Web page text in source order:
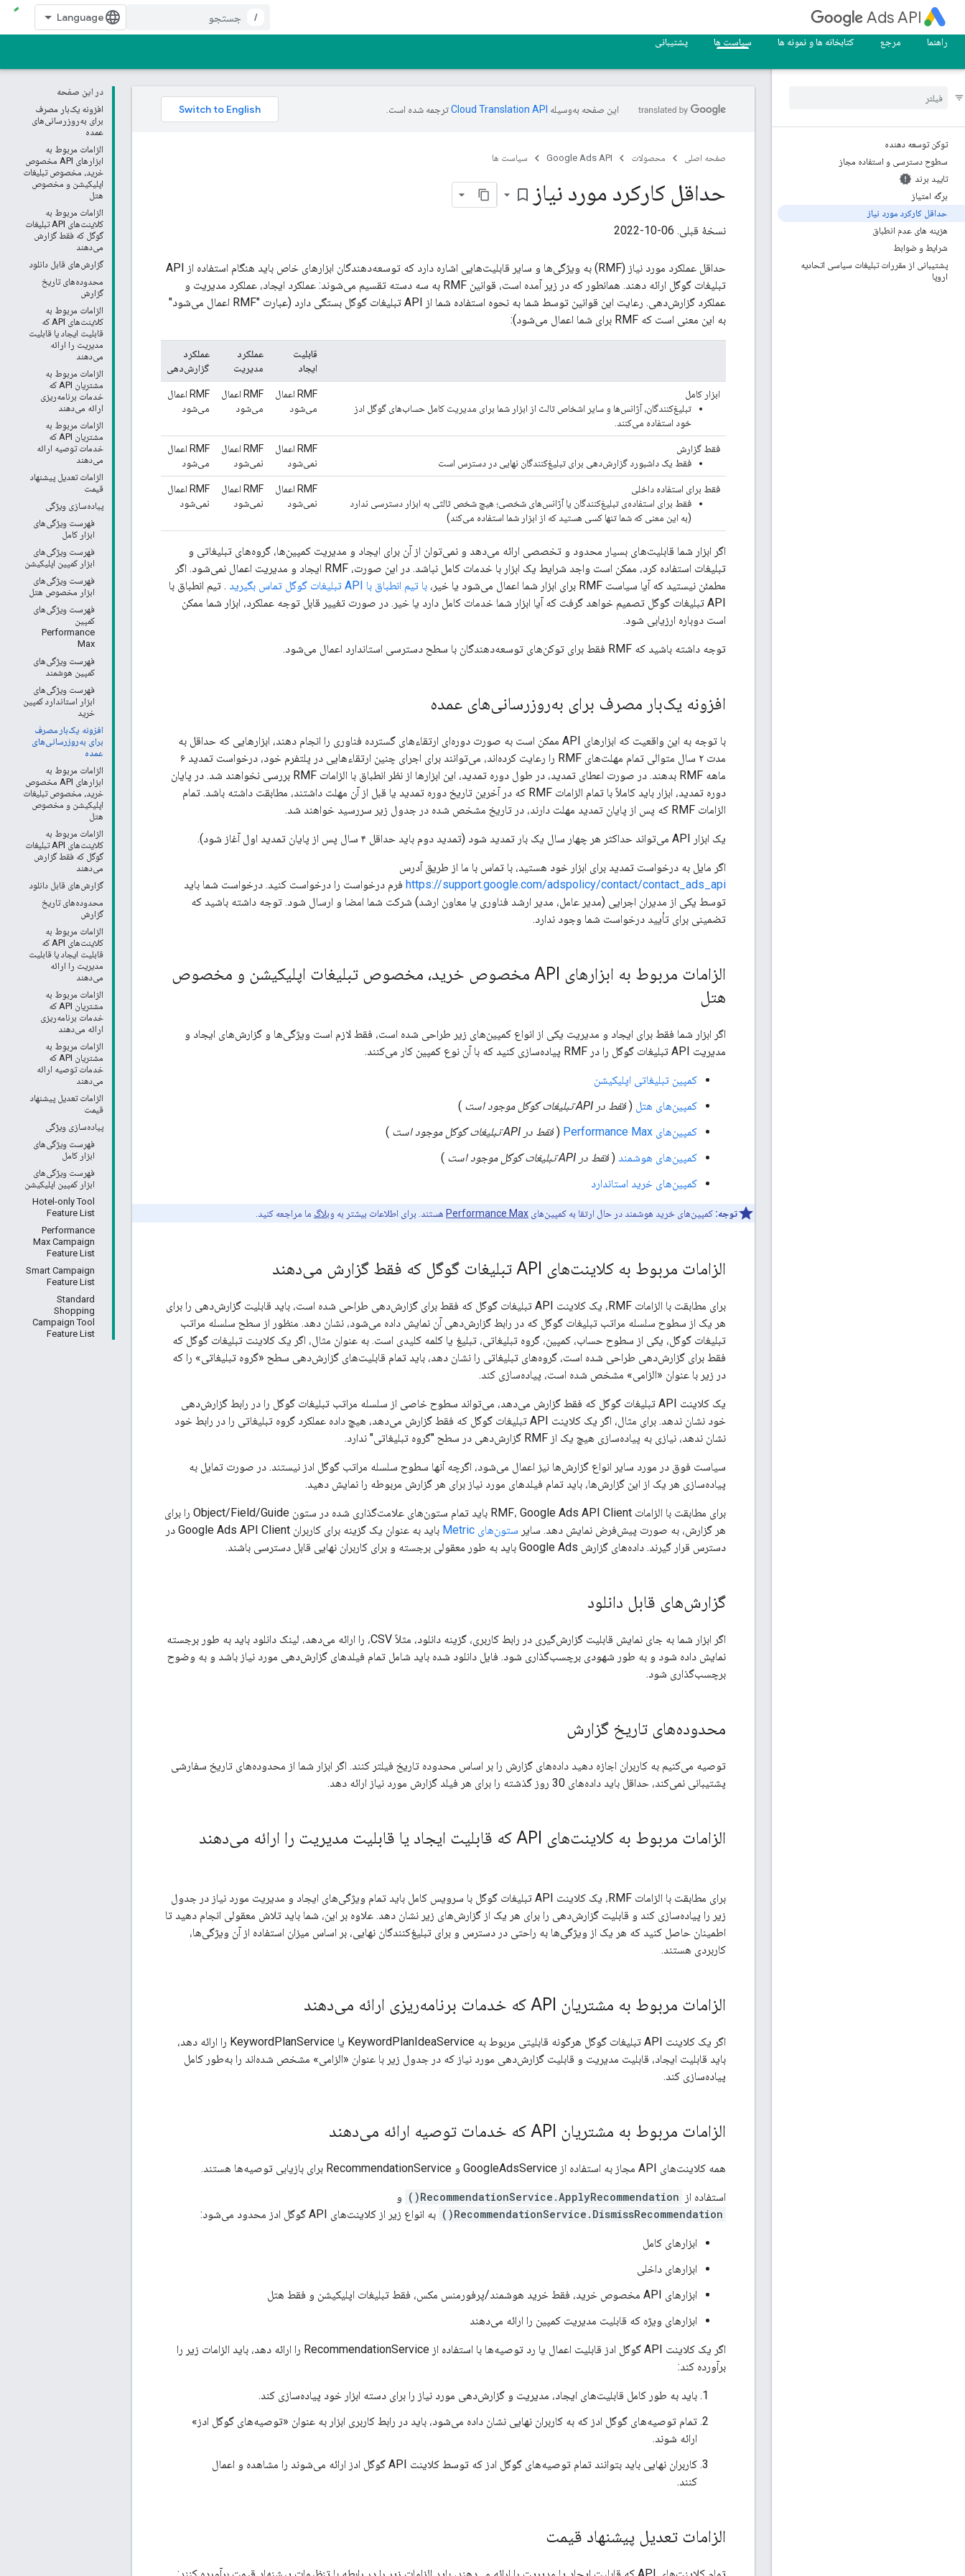
Ads API
/
راهنما
مرجع کتابخانه ها و نمونه ها سیاست ها پشتیبانی
توکن توسعه دهنده
سطوح دسترسی و استفاده مجاز
تایید برند
برگه امتیاز
حداقل کارکرد مورد نیاز
هزینه های عدم انطباق
شرایط و ضوابط
پشتیبانی از مقررات تبلیغات سیاسی اتحادیه
اروپا
در این صفحه
افزونه یک‌بار مصرف
برای به‌روزرسانی‌های
عمده
الزامات مربوط به
ابزارهای API مخصوص
خرید، مخصوص تبلیغات
اپلیکیشن و مخصوص
هتل
الزامات مربوط به
کلاینت‌های API تبلیغات
گوگل که فقط گزارش
می‌دهند
گزارش‌های قابل دانلود
محدوده‌های تاریخ
گزارش
الزامات مربوط به
کلاینت‌های API که
قابلیت ایجاد یا قابلیت
مدیریت را ارائه
می‌دهند
الزامات مربوط به
مشتریان API که
خدمات برنامه‌ریزی
ارائه می‌دهند
الزامات مربوط به
مشتریان API که
خدمات توصیه ارائه
می‌دهند
الزامات تعدیل پیشنهاد
قیمت
پیاده‌سازی ویژگی
فهرست ویژگی‌های
ابزار کامل
فهرست ویژگی‌های
ابزار کمپین اپلیکیشن
فهرست ویژگی‌های
ابزار مخصوص هتل
فهرست ویژگی‌های
کمپین
Performance
Max
فهرست ویژگی‌های
کمپین هوشمند
فهرست ویژگی‌های
ابزار استاندارد کمپین
خرید
افزونه یک‌بار مصرف
برای به‌روزرسانی‌های
عمده
الزامات مربوط به
ابزارهای API مخصوص
خرید، مخصوص تبلیغات
اپلیکیشن و مخصوص
هتل
الزامات مربوط به
کلاینت‌های API تبلیغات
گوگل که فقط گزارش
می‌دهند
گزارش‌های قابل دانلود
محدوده‌های تاریخ
گزارش
الزامات مربوط به
کلاینت‌های API که
قابلیت ایجاد یا قابلیت
مدیریت را ارائه
می‌دهند
الزامات مربوط به
مشتریان API که
خدمات برنامه‌ریزی
ارائه می‌دهند
الزامات مربوط به
مشتریان API که
خدمات توصیه ارائه
می‌دهند
الزامات تعدیل پیشنهاد
قیمت
پیاده‌سازی ویژگی
فهرست ویژگی‌های
ابزار کامل
فهرست ویژگی‌های
ابزار کمپین اپلیکیشن
Hotel-only Tool
Feature List
Performance
Max Campaign
Feature List
Smart Campaign
Feature List
Standard
Shopping
Campaign Tool
Feature List
این صفحه به‌وسیله ترجمه شده است.
صفحه اصلی محصولات Google Ads API سیاست ها
حداقل کارکرد مورد نیاز bookmark_border
نسخهٔ قبلی. ‎2022-10-06‎
حداقل عملکرد مورد نیاز (RMF) به ویژگی‌ها و سایر قابلیت‌هایی اشاره دارد که توسعه‌دهندگان ابزارهای خاص باید هنگام استفاده از API
تبلیغات گوگل ارائه دهند. همانطور که در زیر آمده است، قوانین RMF به سه دسته تقسیم می‌شوند: عملکرد ایجاد، عملکرد مدیریت و
عملکرد گزارش‌دهی. رعایت این قوانین توسط شما به نحوه استفاده شما از API تبلیغات گوگل بستگی دارد (عبارت "RMF اعمال می‌شود"
به این معنی است که RMF برای شما اعمال می‌شود):
قابلیت
ایجاد
عملکرد
مدیریت
عملکرد
گزارش‌دهی
ابزار کامل
تبلیغ‌کنندگان، آژانس‌ها و سایر اشخاص ثالث از ابزار شما برای مدیریت کامل حساب‌های گوگل ادز
خود استفاده می‌کنند.
RMF اعمال
می‌شود
RMF اعمال
می‌شود
RMF اعمال
می‌شود
فقط گزارش
فقط یک داشبورد گزارش‌دهی برای تبلیغ‌کنندگان نهایی در دسترس است
RMF اعمال
نمی‌شود
RMF اعمال
نمی‌شود
RMF اعمال
می‌شود
فقط برای استفاده داخلی
فقط برای استفاده‌ی تبلیغ‌کنندگان یا آژانس‌های شخصی؛ هیچ شخص ثالثی به ابزار دسترسی ندارد
(به این معنی که شما تنها کسی هستید که از ابزار شما استفاده می‌کند)
RMF اعمال
نمی‌شود
RMF اعمال
نمی‌شود
RMF اعمال
نمی‌شود
اگر ابزار شما قابلیت‌های بسیار محدود و تخصصی ارائه می‌دهد و نمی‌توان از آن برای ایجاد و مدیریت کمپین‌ها، گروه‌های تبلیغاتی و
تبلیغات استفاده کرد، ممکن است واجد شرایط یک ابزار با خدمات کامل نباشد. در این صورت، RMF ایجاد و مدیریت اعمال نمی‌شود. اگر
مطمئن نیستید که آیا سیاست RMF برای ابزار شما اعمال می‌شود یا خیر،
با تیم انطباق با API تبلیغات گوگل تماس بگیرید
. تیم انطباق با
API تبلیغات گوگل تصمیم خواهد گرفت که آیا ابزار شما خدمات کامل دارد یا خیر. در صورت تغییر قابل توجه عملکرد، ابزار شما ممکن
است دوباره ارزیابی شود.
توجه داشته باشید که RMF فقط برای توکن‌های توسعه‌دهندگان با سطح دسترسی استاندارد اعمال می‌شود.
افزونه یک‌بار مصرف برای به‌روزرسانی‌های عمده
با توجه به این واقعیت که ابزارهای API ممکن است به صورت دوره‌ای ارتقاءهای گسترده فناوری را انجام دهند، ابزارهایی که حداقل به
مدت ۲ سال متوالی تمام مهلت‌های RMF را رعایت کرده‌اند، می‌توانند برای اجرای چنین ارتقاءهایی در پلتفرم خود، درخواست تمدید ۶
ماهه RMF بدهند. در صورت اعطای تمدید، در طول دوره تمدید، این ابزارها از نظر انطباق با الزامات RMF بررسی نخواهند شد. در پایان
دوره تمدید، ابزار باید کاملاً با تمام الزامات RMF که در آخرین تاریخ دوره تمدید یا قبل از آن مهلت داشتند، مطابقت داشته باشد. تمام
الزامات RMF که پس از پایان تمدید مهلت دارند، در تاریخ مشخص شده در جدول زیر سررسید خواهند شد.
یک ابزار API می‌تواند حداکثر هر چهار سال یک بار تمدید شود (تمدید دوم باید حداقل ۴ سال پس از پایان تمدید اول آغاز شود).
اگر مایل به درخواست تمدید برای ابزار خود هستید، با تماس با ما از طریق آدرس
https://support.google.com/adspolicy/contact/contact_ads_api فرم درخواست را درخواست کنید. درخواست شما باید
توسط یکی از مدیران اجرایی (مدیر عامل، مدیر ارشد فناوری یا معاون ارشد) شرکت شما امضا و ارسال شود. توجه داشته باشید که
تضمینی برای تأیید درخواست شما وجود ندارد.
الزامات مربوط به ابزارهای API مخصوص خرید، مخصوص تبلیغات اپلیکیشن و مخصوص
هتل
اگر ابزار شما فقط برای ایجاد و مدیریت یکی از انواع کمپین‌های زیر طراحی شده است، فقط لازم است ویژگی‌ها و گزارش‌های ایجاد و
مدیریت API تبلیغات گوگل را در RMF پیاده‌سازی کنید که با آن نوع کمپین کار می‌کنند.
کمپین تبلیغاتی اپلیکیشن
کمپین‌های هتل (فقط در API تبلیغات گوگل موجود است
)
کمپین‌های Performance Max
(فقط در API تبلیغات گوگل موجود است
)
کمپین‌های هوشمند (فقط در API تبلیغات گوگل موجود است
)
کمپین‌های خرید استاندارد
توجه: کمپین‌های خرید هوشمند در حال ارتقا به کمپین‌های Performance Max هستند. برای اطلاعات بیشتر به وبلاگ ما مراجعه کنید.
الزامات مربوط به کلاینت‌های API تبلیغات گوگل که فقط گزارش می‌دهند
برای مطابقت با الزامات RMF، یک کلاینت API تبلیغات گوگل که فقط برای گزارش‌دهی طراحی شده است، باید قابلیت گزارش‌دهی را برای
هر یک از سطوح سلسله مراتب تبلیغات گوگل که در رابط گزارش‌دهی آن نمایش داده می‌شود، نشان دهد. منظور از سطح سلسله مراتب
تبلیغات گوگل، یکی از سطوح حساب، کمپین، گروه تبلیغاتی، تبلیغ یا کلمه کلیدی است. به عنوان مثال، اگر یک کلاینت تبلیغات گوگل که
فقط برای گزارش‌دهی طراحی شده است، گروه‌های تبلیغاتی را نشان دهد، باید تمام قابلیت‌های گزارش‌دهی سطح «گروه تبلیغاتی» را که
در زیر با عنوان «الزامی» مشخص شده است، پیاده‌سازی کند.
یک کلاینت API تبلیغات گوگل که فقط گزارش می‌دهد، می‌تواند سطوح خاصی از سلسله مراتب تبلیغات گوگل را در رابط گزارش‌دهی
خود نشان ندهد. برای مثال، اگر یک کلاینت API تبلیغات گوگل که فقط گزارش می‌دهد، هیچ داده عملکرد گروه تبلیغاتی را در رابط خود
نشان ندهد، نیازی به پیاده‌سازی هیچ یک از RMF گزارش‌دهی در سطح "گروه تبلیغاتی" ندارد.
سیاست فوق در مورد سایر انواع گزارش‌ها نیز اعمال می‌شود، اگرچه آنها سطوح سلسله مراتب گوگل ادز نیستند. در صورت تمایل به
پیاده‌سازی هر یک از این گزارش‌ها، باید تمام فیلدهای مورد نیاز برای هر گزارش مربوطه را نمایش دهید.
برای مطابقت با الزامات RMF، Google Ads API Client باید تمام ستون‌های علامت‌گذاری شده در ستون Object/Field/Guide را برای
هر گزارش، به صورت پیش‌فرض نمایش دهد. سایر ستون‌های Metric
باید به عنوان یک گزینه برای کاربران Google Ads API Client در
دسترس قرار گیرند. داده‌های گزارش Google Ads باید به طور معقولی برجسته و برای کاربران نهایی قابل دسترسی باشند.
گزارش‌های قابل دانلود
اگر ابزار شما به جای نمایش قابلیت گزارش‌گیری در رابط کاربری، گزینه دانلود، مثلاً CSV، را ارائه می‌دهد، لینک دانلود باید به طور برجسته
نمایش داده شود و به طور شهودی برچسب‌گذاری شود. فایل دانلود شده باید شامل تمام فیلدهای گزارش‌دهی مورد نیاز باشد و به وضوح
برچسب‌گذاری شود.
محدوده‌های تاریخ گزارش
توصیه می‌کنیم به کاربران اجازه دهید داده‌های گزارش را بر اساس محدوده تاریخ فیلتر کنند. اگر ابزار شما از محدوده‌های تاریخ سفارشی
پشتیبانی نمی‌کند، حداقل باید داده‌های 30 روز گذشته را برای هر فیلد گزارش مورد نیاز ارائه دهد.
الزامات مربوط به کلاینت‌های API که قابلیت ایجاد یا قابلیت مدیریت را ارائه می‌دهند
برای مطابقت با الزامات RMF، یک کلاینت API تبلیغات گوگل با سرویس کامل باید تمام ویژگی‌های ایجاد و مدیریت مورد نیاز در جدول
زیر را پیاده‌سازی کند و قابلیت گزارش‌دهی را برای هر یک از گزارش‌های زیر نشان دهد. علاوه بر این، شما باید تلاش معقولی انجام دهید تا
اطمینان حاصل کنید که هر یک از ویژگی‌ها به راحتی در دسترس و برای تبلیغ‌کنندگان نهایی، بر اساس میزان استفاده از آن ویژگی‌ها،
کاربردی هستند.
الزامات مربوط به مشتریان API که خدمات برنامه‌ریزی ارائه می‌دهند
اگر یک کلاینت API تبلیغات گوگل هرگونه قابلیتی مربوط به KeywordPlanIdeaService یا KeywordPlanService را ارائه دهد،
باید قابلیت ایجاد، قابلیت مدیریت و قابلیت گزارش‌دهی مورد نیاز که در جدول زیر با عنوان «الزامی» مشخص شده‌اند را به‌طور کامل
پیاده‌سازی کند.
الزامات مربوط به مشتریان API که خدمات توصیه ارائه می‌دهند
همه کلاینت‌های API مجاز به استفاده از GoogleAdsService و RecommendationService برای بازیابی توصیه‌ها هستند.
استفاده از RecommendationService.ApplyRecommendation()
و
RecommendationService.DismissRecommendation()
به انواع زیر از کلاینت‌های API گوگل ادز محدود می‌شود:
ابزارهای کامل
ابزارهای داخلی
ابزارهای API مخصوص خرید، فقط خرید هوشمند/پرفورمنس مکس، فقط تبلیغات اپلیکیشن و فقط هتل
ابزارهای ویژه که قابلیت مدیریت کمپین را ارائه می‌دهند
اگر یک کلاینت API گوگل ادز قابلیت اعمال یا رد توصیه‌ها با استفاده از RecommendationService را ارائه دهد، باید الزامات زیر را
برآورده کند:
باید به طور کامل قابلیت‌های ایجاد، مدیریت و گزارش‌دهی مورد نیاز را برای دسته ابزار خود پیاده‌سازی کند.
تمام توصیه‌های گوگل ادز که به کاربران نهایی نشان داده می‌شود، باید در رابط کاربری ابزار به عنوان «توصیه‌های گوگل ادز»
ارائه شوند.
کاربران نهایی باید بتوانند تمام توصیه‌های گوگل ادز که توسط کلاینت API گوگل ادز ارائه می‌شوند را مشاهده و اعمال
کنند.
الزامات تعدیل پیشنهاد قیمت